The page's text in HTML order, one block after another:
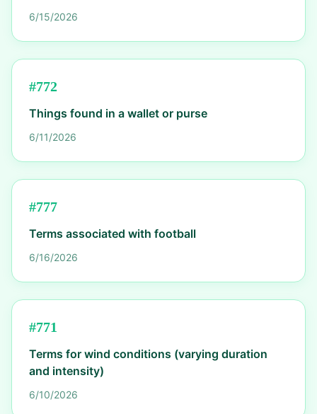
6/15/2026
#772
Things found in a wallet or purse
6/11/2026
#777
Terms associated with football
6/16/2026
#771
Terms for wind conditions (varying duration
and intensity)
6/10/2026